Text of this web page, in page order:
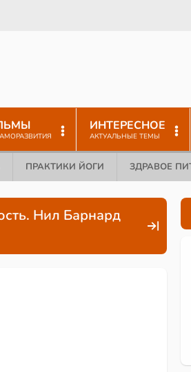
ИНТЕРЕСНОЕ
АКТУАЛЬНЫЕ ТЕМЫ
ПРАКТИКИ ЙОГИ ЗДРАВОЕ
Нил Барнард